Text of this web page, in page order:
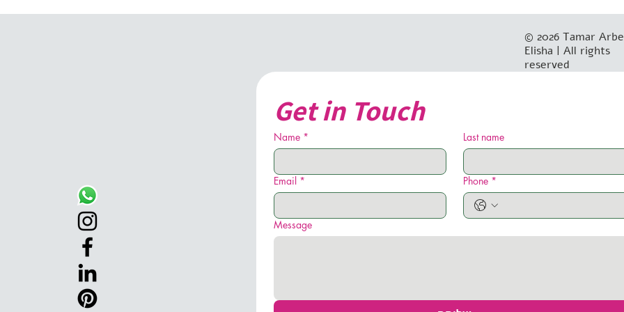
© 2026 Tamar
Elisha | All rights
reserved
Get in Touch
Name * Last name
Email * Phone *
Message